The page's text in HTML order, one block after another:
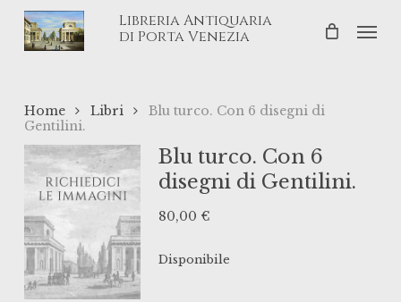
Skip
Libreria Antiquaria
di Porta Venezia
Home Libri
Blu turco. Con 6 disegni di
Gentilini.
Blu turco. Con 6
disegni di Gentilini.
80,00 €
Disponibile